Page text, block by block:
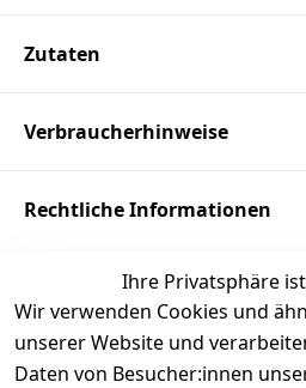
Zutaten
Verbraucherhinweise
Rechtliche Informationen
Ihre Privatsphäre
Wir verwenden Cookies und
unserer Website und
Daten von Besucher:innen